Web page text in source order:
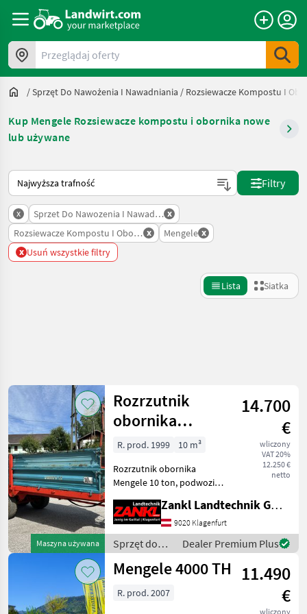
Przeglądaj oferty
/Sprzęt Do Nawożenia I Nawadniania / Rozsiewacze Kompostu I
Kup Mengele Rozsiewacze kompostu i obornika nowe
lub używane
Tak sortuje się na Landwirt.com
Filtry
x Sprzet Do Nawozenia I Nawadniania
x
Rozsiewacze Kompostu I Obornika
x Mengele x
x Usuń wszystkie filtry
Lista Siatka
Kategoria 4 Kraj Filtry
AKTUALNA
ŚCIEŻKA
technika
rolnicza
Sprzet Do
Nawozenia I
Nawadniania
Rozsiewacze
Zresetuj
Pokaż 26
wyników
Maszyna używana
Rozrzutnik
obornika
Mengele
14.700
€
wliczony
VAT 20%
12.250 €
netto
R. prod. 1999
10 m³
Rozrzutnik obornika
Mengele 10 ton, podwozie
hydraulicznym -Oś
tandemowa z 4 oponami
15.0/55-17 w dobrym stanie
-Hydrauliczna podłoga
zgarniaj
Zankl Landtechnik GmbH
9020 Klagenfurt
Sprzęt do
nawożenia i
nawadniania
Dealer Premium Plus
Mengele 4000 TH 11.490
€
wliczony
R. prod. 2007